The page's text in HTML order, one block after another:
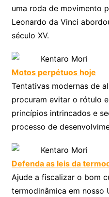
uma roda de movimento
Leonardo da Vinci
século XV.
Kentaro Mori
Motos perpétuos hoje
Tentativas modernas de
procuram evitar o rótulo
princípios intrincados e
processo de
Kentaro Mori
Defenda as leis da
Ajude a fiscalizar o bom
termodinâmica em nosso